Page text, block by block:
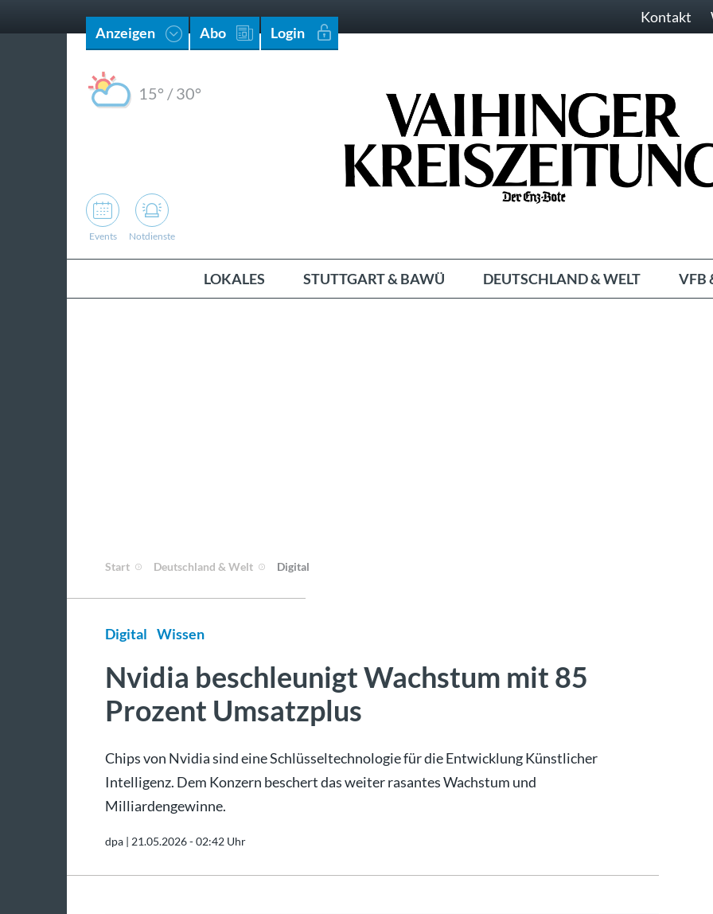
Anzeigen Abo Login
Kontakt
15° /30°
Events Notdienste
LOKALES STUTTGART & BAWÜ DEUTSCHLAND & WELT VFB
Start Deutschland & Welt Digital
Digital Wissen
Nvidia beschleunigt Wachstum mit 85
Prozent Umsatzplus
Chips von Nvidia sind eine Schlüsseltechnologie für die Entwicklung Künstlicher
Intelligenz. Dem Konzern beschert das weiter rasantes Wachstum und
Milliardengewinne.
dpa | 21.05.2026 - 02:42 Uhr